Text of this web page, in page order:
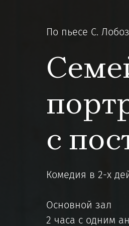
По пьесе С.
с
Комедия в 2-х
Основной зал
2 часа с одним